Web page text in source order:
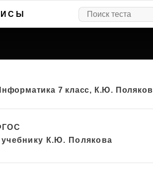
7 класс, К.Ю. Поляков
К.Ю. Полякова